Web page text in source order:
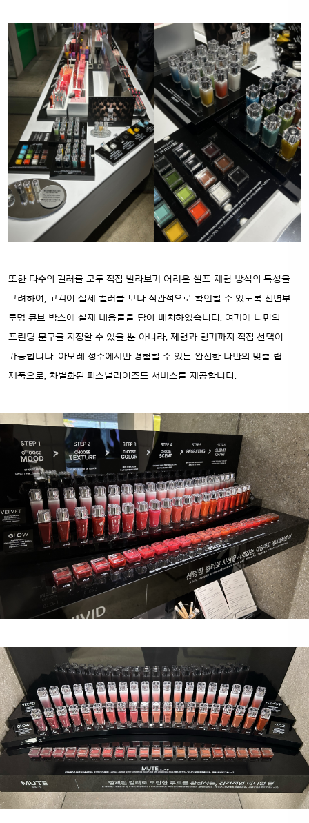
또한 다수의 컬러를 모두 직접 발라보기 어려운 셀프 체험 방식의 특성을
고려하여, 고객이 실제 컬러를 보다 직관적으로 확인할 수 있도록 전면부
투명 큐브 박스에 실제 내용물을 담아 배치하였습니다. 여기에 나만의
프린팅 문구를 지정할 수 있을 뿐 아니라, 제형과 향기까지 직접 선택이
가능합니다. 아모레 성수에서만 경험할 수 있는 완전한 나만의 맞춤 립
제품으로, 차별화된 퍼스널라이즈드 서비스를 제공합니다.